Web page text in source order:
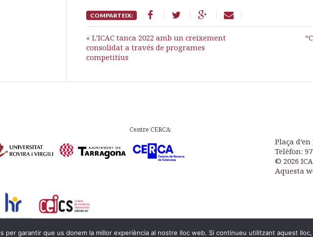
COMPARTEIX:
« L’ICAC tanca 2022 amb un creixement
consolidat a través de programes
competitius
Centre CERCA:
Plaça
Telèfon:
© 2026
Aquesta
per garantir que us donem la millor experiència al nostre lloc web. Si continueu utilitzant aquest